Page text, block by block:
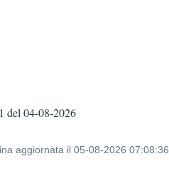
del 04-08-2026
aggiornata il 05-08-2026 07:08:36